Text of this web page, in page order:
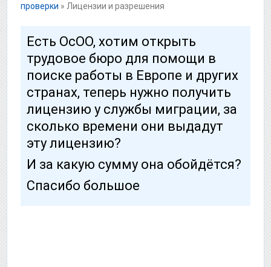
проверки » Лицензии и разрешения
Есть ОсОО, хотим открыть
трудовое бюро для помощи в
поиске работы в Европе и других
странах, теперь нужно получить
лицензию у службы миграции, за
сколько времени они выдадут
эту лицензию?
И за какую сумму она обойдётся?
Спасибо большое